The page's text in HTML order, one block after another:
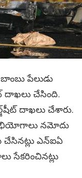
పేలుడు
దాఖలు చేసింది.
దాఖలు చేశారు.
అభియోగాలు నమోదు
చేసినట్లు ఎన్‌ఐఏ
సేకరించినట్లు